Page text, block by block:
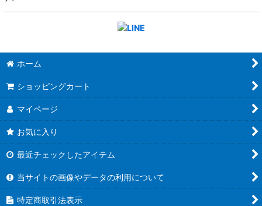
ホーム
ショッピングカート
マイページ
お気に入り
最近チェックしたアイテム
当サイトの画像やデータの利用について
特定商取引法表示